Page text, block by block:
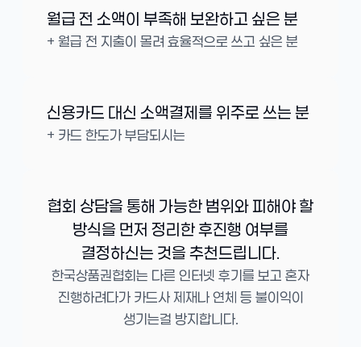
월급 전 소액이 부족해 보완하고 싶은 분
+ 월급 전 지출이 몰려 효율적으로 쓰고 싶은 분
신용카드 대신 소액결제를 위주로 쓰는 분
+ 카드 한도가 부담되시는
협회 상담을 통해 가능한 범위와 피해야 할
방식을 먼저 정리한 후진행 여부를
결정하신는 것을 추천드립니다.
한국상품권협회는 다른 인터넷 후기를 보고 혼자
진행하려다가 카드사 제재나 연체 등 불이익이
생기는걸 방지합니다.